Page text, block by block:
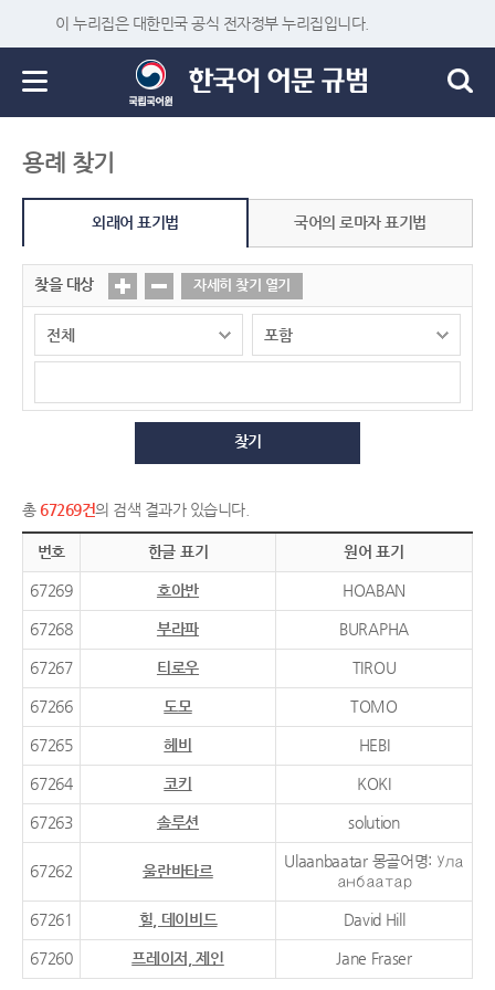
이 누리집은 대한민국 공식 전자정부 누리집입니다.
용례 찾기
외래어 표기법 국어의 로마자 표기법
찾을 대상 자세히 찾기 열기
찾기
총 67269건의 검색 결과가 있습니다.
번호 한글 표기 원어 표기
67269 호아반 HOABAN
67268 부라파 BURAPHA
67267 티로우 TIROU
67266 도모 TOMO
67265 헤비 HEBI
67264 코키 KOKI
67263 솔루션 solution
67262 울란바타르
Ulaanbaatar 몽골어명: Ула
анбаатар
67261 힐, 데이비드 David Hill
67260 프레이저, 제인 Jane Fraser